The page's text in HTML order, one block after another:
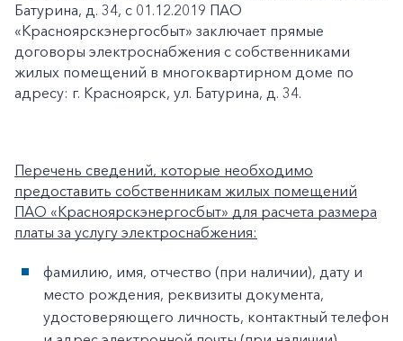
Батурина, д. 34, с 01.12.2019 ПАО
«Красноярскэнергосбыт» заключает прямые
договоры электроснабжения с собственниками
жилых помещений в многоквартирном доме по
адресу: г. Красноярск, ул. Батурина, д. 34.
Перечень сведений, которые необходимо
предоставить собственникам жилых помещений
ПАО «Красноярскэнергосбыт» для расчета размера
платы за услугу электроснабжения:
фамилию, имя, отчество (при наличии), дату и
место рождения, реквизиты документа,
удостоверяющего личность, контактный телефон